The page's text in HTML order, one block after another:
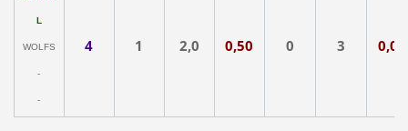
L
WOLFS
-
-
4 1 2,0 0,50 0 3 0,00